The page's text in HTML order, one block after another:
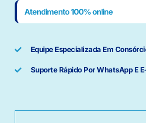
Atendimento 100% online
Equipe Especializada Em
Suporte Rápido Por WhatsApp E